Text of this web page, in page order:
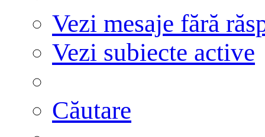
Vezi mesaje fără
Vezi subiecte active
Căutare